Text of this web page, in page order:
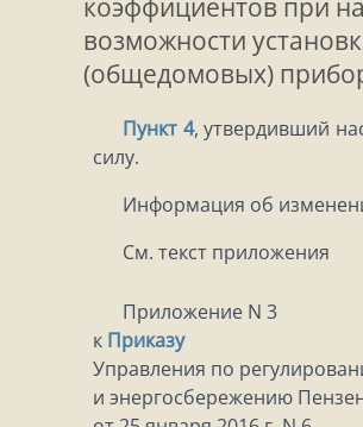
коэффициентов при
возможности
(общедомовых)
Пункт 4, утвердивший
силу.
Информация об
См. текст приложения
Приложение N 3
к Приказу
Управления по
и энергосбережению